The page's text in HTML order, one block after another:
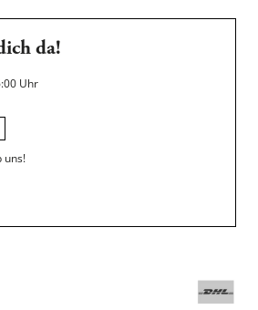
da!
Uhr
uns!